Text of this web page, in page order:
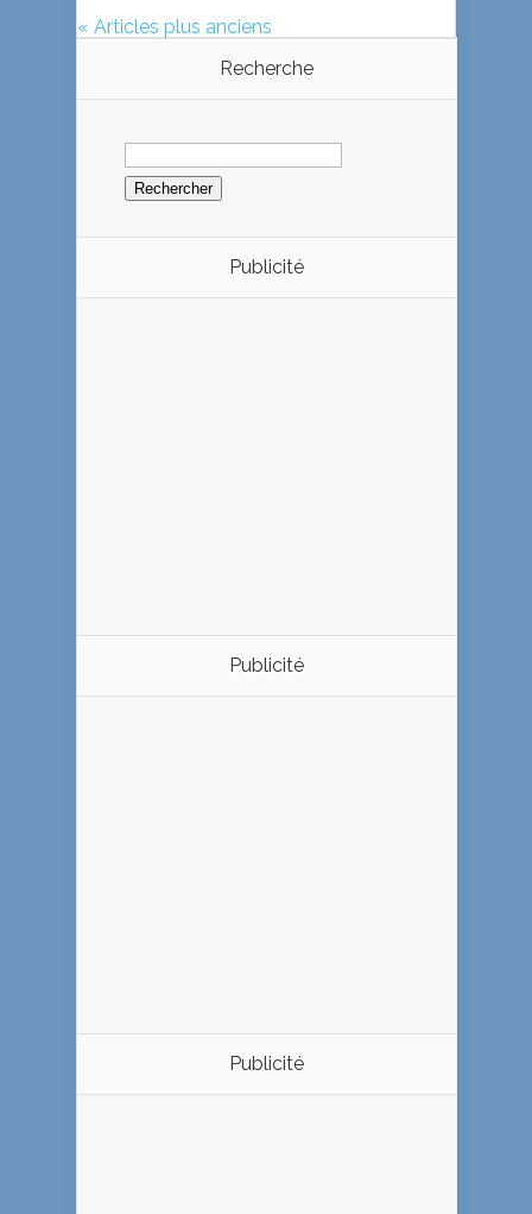
« Articles plus anciens
Recherche
Rechercher :
Publicité
Publicité
Publicité